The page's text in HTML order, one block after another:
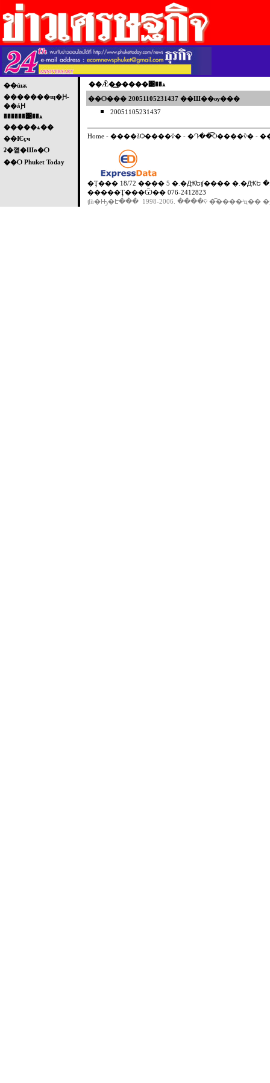
��úѭ
�������ɰ�Ԩ-
��áԨ
������͹��ѧ
�����ѧ��
��Ѥçҹ
ʡ�껻�Шө�Ѻ
��Ѻ Phuket Today
��Ǣ�͢�����͹��ѧ
��Ѻ��� 20051105231437 ��Ш��ѹ���
20051105231437
Home - ����ǡѺ����ѷ� - �Դ��͡Ѻ����ѷ� -
�Ţ��� 18/72 ���� 5 �.�ԪԵʧ���� �.�ԪԵ
�����Ţ���Ѿ�� 076-2412823
ʧǹ�Ԣ�Է��� 1998-2006. ����ѷ �͡����ʴҵ��